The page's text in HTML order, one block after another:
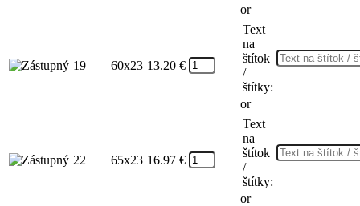
or
19 60x23 13.20 €
Text
na
štítok
/
štítky:
or
22 65x23 16.97 €
Text
na
štítok
/
štítky:
or